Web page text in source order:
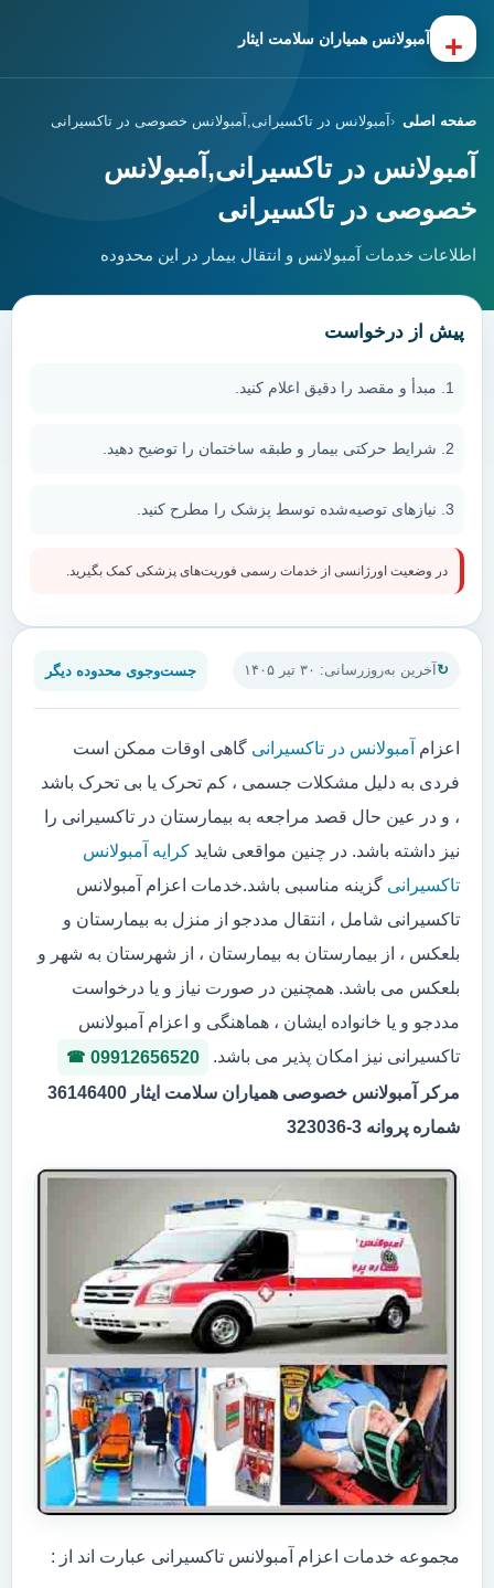
+ آمبولانس همیاران سلامت ایثار
صفحه اصلی آمبولانس در تاکسیرانی,آمبولانس خصوصی در تاکسیرانی
آمبولانس در تاکسیرانی,آمبولانس
خصوصی در تاکسیرانی
اطلاعات خدمات آمبولانس و انتقال بیمار در این محدوده
آخرین به‌روزرسانی: ۳۰ تیر ۱۴۰۵ جست‌وجوی محدوده دیگر
اعزام آمبولانس در تاکسیرانی گاهی اوقات ممکن است
فردی به دلیل مشکلات جسمی ، کم تحرک یا بی تحرک باشد
، و در عین حال قصد مراجعه به بیمارستان در تاکسیرانی را
نیز داشته باشد. در چنین مواقعی شاید کرایه آمبولانس
تاکسیرانی گزینه مناسبی باشد.خدمات اعزام آمبولانس
تاکسیرانی شامل ، انتقال مددجو از منزل به بیمارستان و
بلعکس ، از بیمارستان به بیمارستان ، از شهرستان به شهر و
بلعکس می باشد. همچنین در صورت نیاز و یا درخواست
مددجو و یا خانواده ایشان ، هماهنگی و اعزام آمبولانس
تاکسیرانی نیز امکان پذیر می باشد.
09912656520
مرکر آمبولانس خصوصی همیاران سلامت ایثار 36146400
شماره پروانه 3-323036
مجموعه خدمات اعزام آمبولانس تاکسیرانی عبارت اند از :
پیش از درخواست
مبدأ و مقصد را دقیق اعلام کنید.
شرایط حرکتی بیمار و طبقه ساختمان را توضیح دهید.
نیازهای توصیه‌شده توسط پزشک را مطرح کنید.
در وضعیت اورژانسی از خدمات رسمی فوریت‌های پزشکی کمک بگیرید.